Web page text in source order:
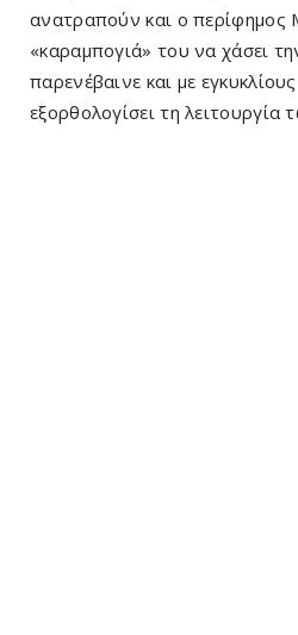
ανατραπούν και ο περίφημος
«καραμπογιά» του να χάσει
παρενέβαινε και με
εξορθολογίσει τη λειτουργία